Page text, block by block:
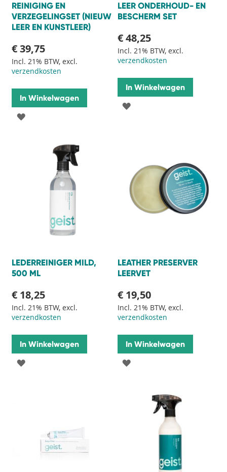
REINIGING EN
VERZEGELINGSET (NIEUW
LEER EN KUNSTLEER)
€ 39,75
Incl. 21% BTW, excl.
verzendkosten
In Winkelwagen
VOEG
VERLANGLIJST
LEER ONDERHOUD- EN
BESCHERM SET
€ 48,25
Incl. 21% BTW, excl.
verzendkosten
In Winkelwagen
VOEG
LEDERREINIGER MILD,
500 ML
€ 18,25
Incl. 21% BTW, excl.
verzendkosten
In Winkelwagen
VOEG
LEATHER PRESERVER
LEERVET
€ 19,50
Incl. 21% BTW, excl.
verzendkosten
In Winkelwagen
VOEG
VERLANGLIJST